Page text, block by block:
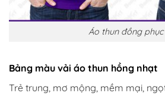
Áo thun đồng
Bảng màu vải áo thun hồng nhạt
Trẻ trung, mơ mộng, mềm mại,